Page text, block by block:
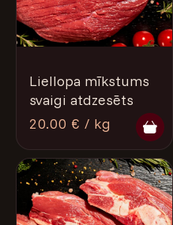
Liellopa mīkstums
svaigi atdzesēts
20.00 € / kg